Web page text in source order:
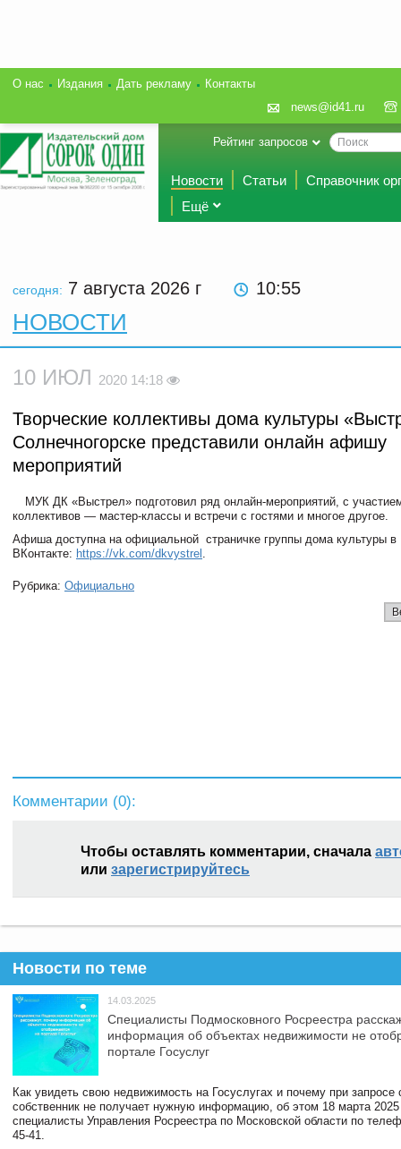
О нас Издания Дать рекламу
Контакты
news@id41.ru
Рейтинг запросов
Новости Статьи
Справочник
Ещё
сегодня: 7 августа 2026 г 10:55
НОВОСТИ
10 ИЮЛ 2020 14:18
Творческие коллективы дома культуры
Солнечногорске представили онлайн афишу
мероприятий
МУК ДК «Выстрел» подготовил ряд онлайн-мероприятий, с
коллективов — мастер-классы и встречи с гостями и многое другое.
Афиша доступна на официальной страничке группы дома культуры в
ВКонтакте: https://vk.com/dkvystrel
Рубрика: Официально
Комментарии (0):
Чтобы оставлять комментарии, сначала
или зарегистрируйтесь
Новости по теме
14.03.2025
Специалисты Подмосковного Росреестра
информация об объектах недвижимости не
портале Госуслуг
Как увидеть свою недвижимость на Госуслугах и почему при запросе
собственник не получает нужную информацию, об этом 18 марта 2025
специалисты Управления Росреестра по Московской области по
45-41.